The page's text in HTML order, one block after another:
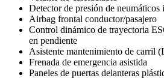
Detector de presión de neumáticos
Airbag frontal conductor/pasajero
Control dinámico de trayectoria
en pendiente
Asistente mantenimiento de carril
Frenada de emergencia asistida
Paneles de puertas delanteras